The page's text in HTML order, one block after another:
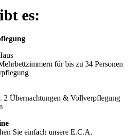
es:
für bis zu 34 Personen
2 Übernachtungen & Vollverpflegung
Sie einfach unsere E.C.A.